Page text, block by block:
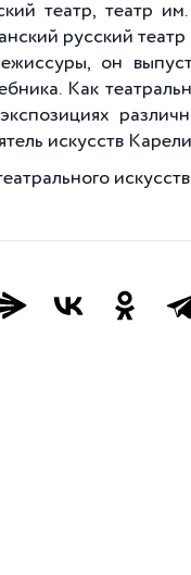
театр, театр им.
русский
он
Как
искусств